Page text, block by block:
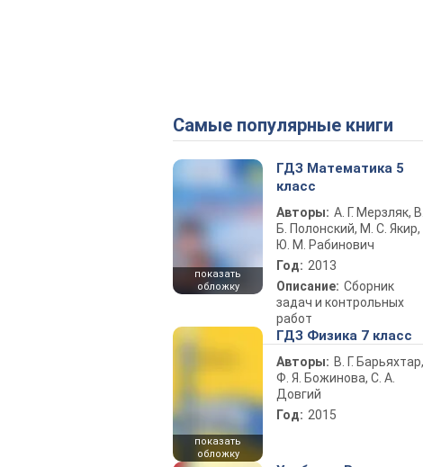
Самые популярные книги
показать
обложку
ГДЗ Математика 5
класс
Авторы: А. Г. Мерзляк, В.
Б. Полонский, М. С. Якир,
Ю. М. Рабинович
Год: 2013
Описание: Сборник
задач и контрольных
работ
показать
обложку
ГДЗ Физика 7 класс
Авторы: В. Г. Барьяхтар,
Ф. Я. Божинова, С. А.
Довгий
Год: 2015